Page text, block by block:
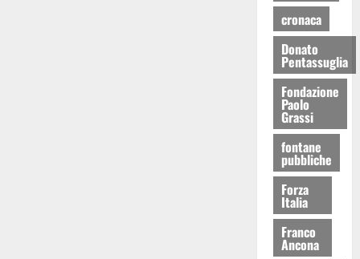
cronaca
Donato
Pentassuglia
Fondazione
Paolo
Grassi
fontane
pubbliche
Forza
Italia
Franco
Ancona